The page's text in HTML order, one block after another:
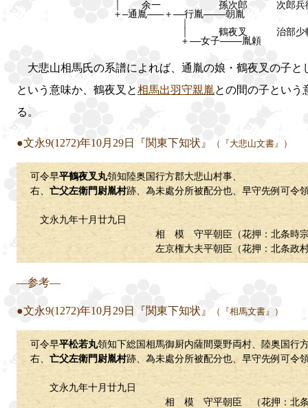
｜ 余一 孫次郎 次郎兵衛
＋―通胤―――＋――行胤――――朝胤
｜ 鶴夜叉 治部少
＋――女子――――胤頼
大悲山相馬氏の系譜によれば、通胤の娘・鶴夜叉の子と
という意味か、鶴夜叉と相馬出羽守親胤との間の子という
る。
●文永9(1272)年10月29日『関東下知状』 （『大悲山文書』）
可令早平鶴夜叉丸領知陸奥国行方郡大悲山村事、
右、 亡父左衛門尉胤村跡、為未處分所被配分也、早守先例可令
文永九年十月廿九日
相 模 守平朝臣（花押：北条時宗
左京権大夫平朝臣（花押：北条政
―参考―
●文永9(1272)年10月29日『関東下知状』 （『相馬文書』）
可令早平松若丸領知下総国相馬御厨内薩間粟野両村、陸奥国行
右、 亡父左衛門尉胤村跡、為未處分所被配分也、早守先例可令
文永九年十月廿九日
相 模 守平朝臣 （花押：北条時